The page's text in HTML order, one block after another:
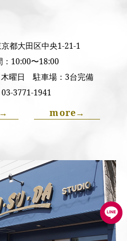
都大田区中央1-21-1
：10:00〜18:00
木曜日 駐車場：3台完備
03-3771-1941
more→